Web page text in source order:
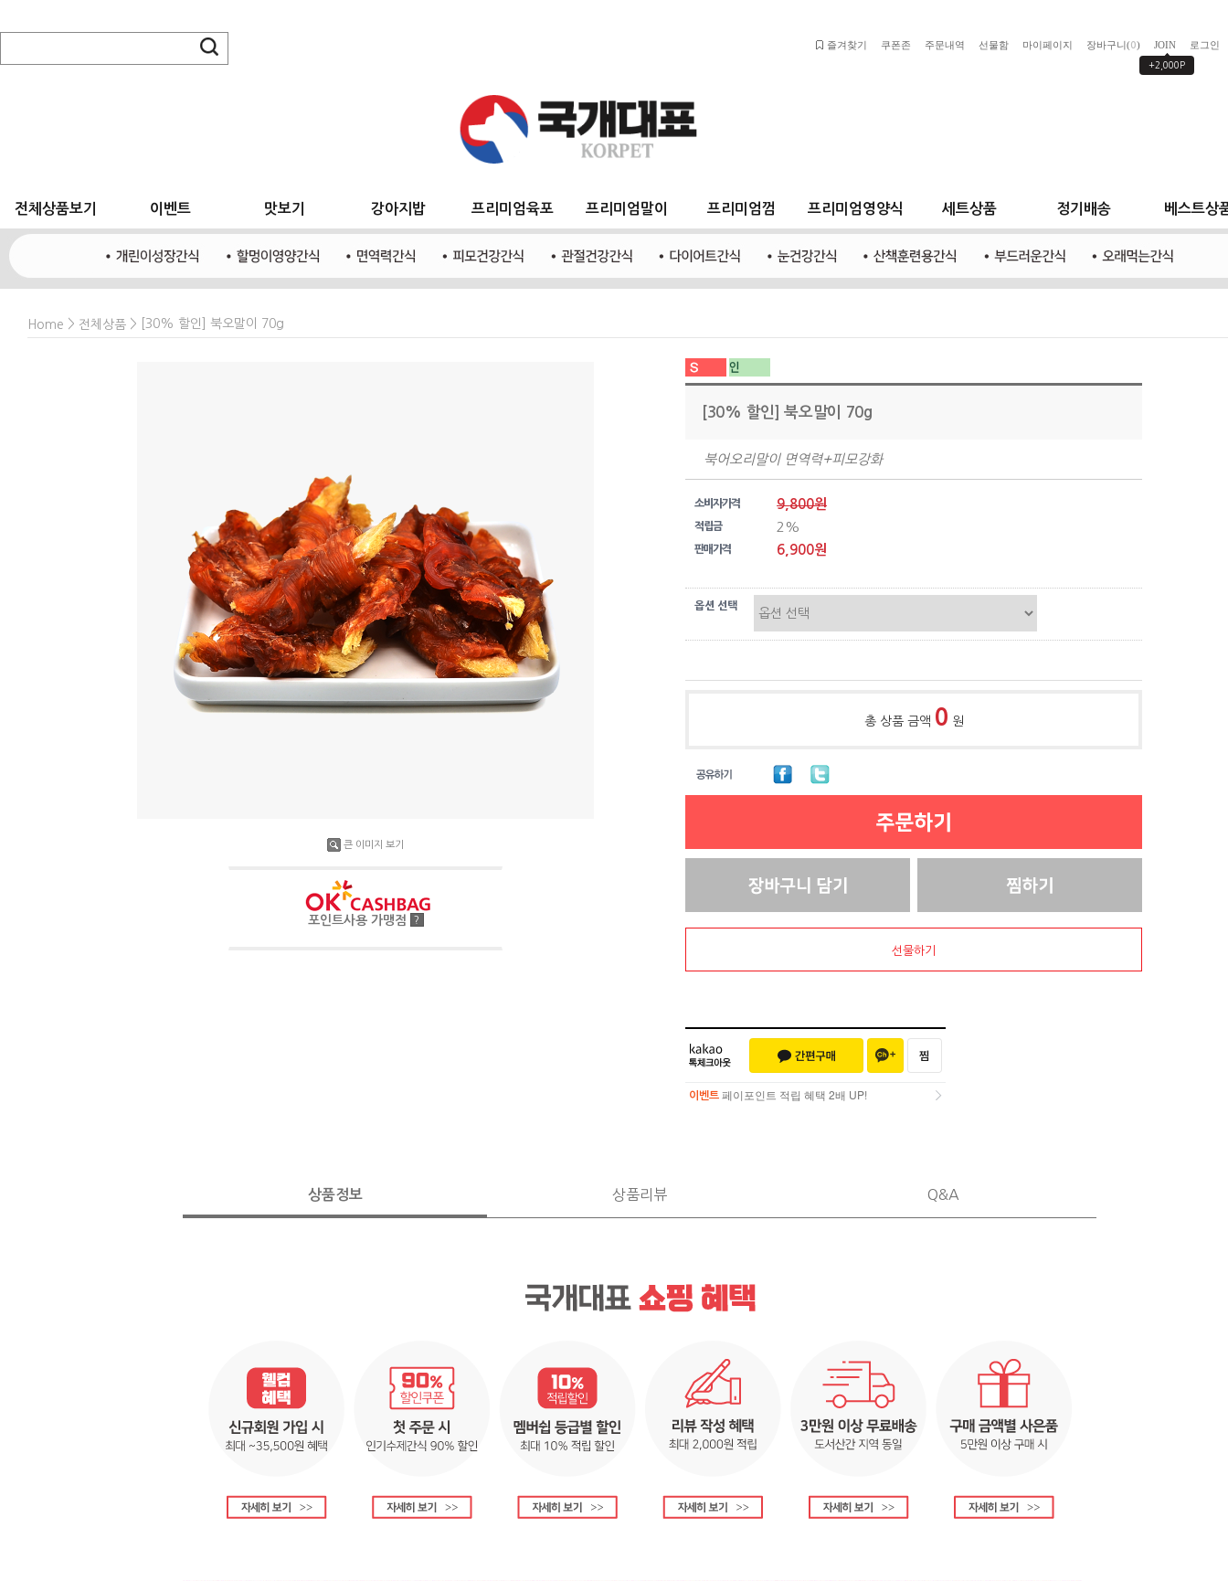
로그인
JOIN
+2,000P
장바구니(0)
마이페이지
선물함
주문내역
쿠폰존
즐겨찾기
전체상품보기 이벤트 맛보기 강아지밥 프리미엄육포 프리미엄말이 프리미엄껌 프리미엄영양식 세트상품 정기배송 베스트상
Home > 전체상품 > [30% 할인] 북오말이 70g
큰 이미지 보기
포인트사용 가맹점 ?
[30% 할인] 북오말이 70g
북어오리말이 면역력+피모강화
소비자가격 9,800원
적립금 2%
판매가격 6,900원
옵션 선택
총 상품 금액 0 원
선물하기
이벤트 페이포인트 적립 혜택 2배 UP!
상품정보 상품리뷰 Q&A